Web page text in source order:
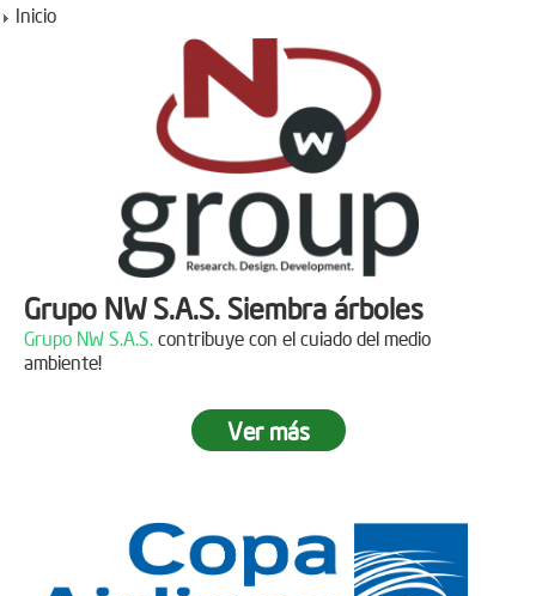
Inicio
Grupo NW S.A.S. Siembra árboles
Grupo NW S.A.S. contribuye con el cuiado del medio
ambiente!
Jornada de reforestación
15 personas
Ver más